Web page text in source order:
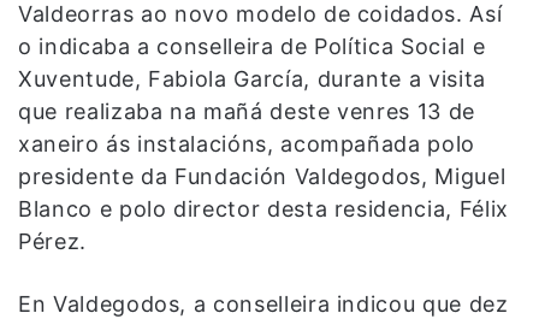
Valdeorras ao novo modelo de coidados. Así
o indicaba a conselleira de Política Social e
Xuventude, Fabiola García, durante a visita
que realizaba na mañá deste venres 13 de
xaneiro ás instalacións, acompañada polo
presidente da Fundación Valdegodos, Miguel
Blanco e polo director desta residencia, Félix
Pérez.
En Valdegodos, a conselleira indicou que dez